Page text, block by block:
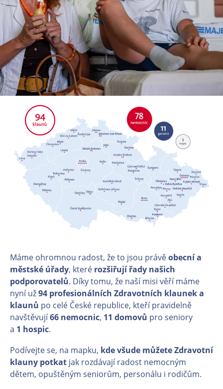
Máme ohromnou radost, že to jsou právěobecní a
městské úřady, které rozšiřují řady našich
podporovatelů. Díky tomu, že naší misi věří máme
nyní už94 profesionálních Zdravotních klaunek a
klaunů po celé České republice, kteří pravidelně
navštěvují66 nemocnic, 11 domovů pro seniory
a 1 hospic.
Podívejte se, na mapku, kde všude můžete Zdravotní
klauny potkat jak rozdávají radost nemocným
dětem, opuštěným seniorům, personálu i rodičům.